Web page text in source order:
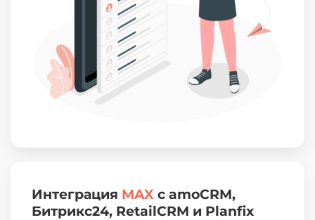
Интеграция MAX с amoCRM,
Битрикс24, RetailCRM и Planfix